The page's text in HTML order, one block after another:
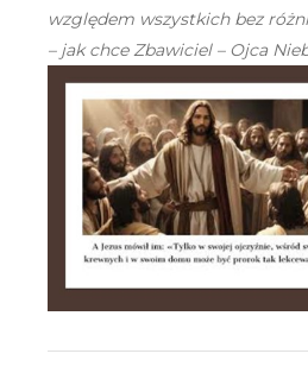
względem wszystkich bez
– jak chce Zbawiciel – Ojca